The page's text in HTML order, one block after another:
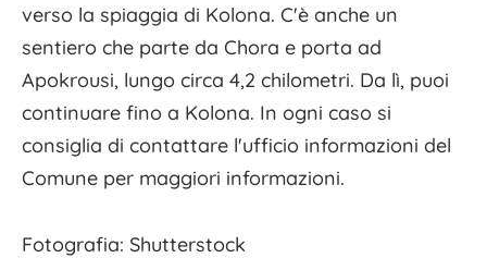
verso la spiaggia di Kolona. C'è anche un
sentiero che parte da Chora e porta ad
Apokrousi, lungo circa 4,2 chilometri. Da lì, puoi
continuare fino a Kolona. In ogni caso si
consiglia di contattare l'ufficio informazioni del
Comune per maggiori informazioni.
Fotografia: Shutterstock